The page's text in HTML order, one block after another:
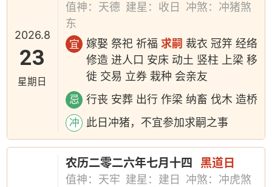
2026.8
23
星期日
值神：天德 建星：收日
冲煞：冲猪煞
东
宜 嫁娶 祭祀 祈福求嗣 裁衣 冠笄 经络
修造 进人口 安床 动土 竖柱 上梁 移
徙 交易 立券 栽种 会亲友
忌 行丧 安葬 出行 作梁 纳畜 伐木 造桥
冲 此日冲猪，不宜参加求嗣之事
农历二零二六年七月十四 黑道日
值神：天牢 建星：建日
冲煞：冲虎煞